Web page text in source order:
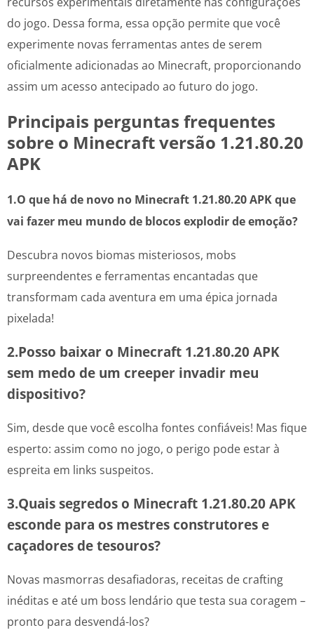
do jogo. Dessa forma, essa opção permite que você
experimente novas ferramentas antes de serem
oficialmente adicionadas ao Minecraft, proporcionando
assim um acesso antecipado ao futuro do jogo.
Principais perguntas frequentes
sobre o Minecraft versão 1.21.80.20
APK
1.O que há de novo no Minecraft 1.21.80.20 APK que
vai fazer meu mundo de blocos explodir de emoção?
Descubra novos biomas misteriosos, mobs
surpreendentes e ferramentas encantadas que
transformam cada aventura em uma épica jornada
pixelada!
2.Posso baixar o Minecraft 1.21.80.20 APK
sem medo de um creeper invadir meu
dispositivo?
Sim, desde que você escolha fontes confiáveis! Mas fique
esperto: assim como no jogo, o perigo pode estar à
espreita em links suspeitos.
3.Quais segredos o Minecraft 1.21.80.20 APK
esconde para os mestres construtores e
caçadores de tesouros?
Novas masmorras desafiadoras, receitas de crafting
inéditas e até um boss lendário que testa sua coragem –
pronto para desvendá-los?